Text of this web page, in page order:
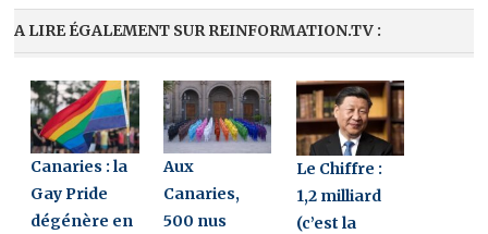
A LIRE ÉGALEMENT SUR REINFORMATION.TV :
Canaries : la
Gay Pride
dégénère en
Aux
Canaries,
500 nus
Le Chiffre :
1,2 milliard
(c’est la